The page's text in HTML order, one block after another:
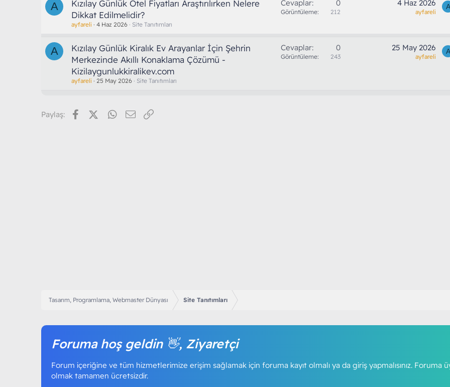
A
Kızılay Günlük Otel Fiyatları Araştırılırken Nelere
Dikkat Edilmelidir?
ayfareli 4 Haz 2026 Site Tanıtımları
Cevaplar 0
Görüntüleme 212
4 Haz 2026
ayfareli
A
A
Kızılay Günlük Kiralık Ev Arayanlar İçin Şehrin
Merkezinde Akıllı Konaklama Çözümü -
Kizilaygunlukkiralikev.com
ayfareli 25 May 2026 Site Tanıtımları
Cevaplar 0
Görüntüleme 243
25 May 2026
ayfareli
A
Paylaş: FacebookX (Twitter)WhatsApp
E-posta
Tasarım, Programlama, Webmaster Dünyası Site Tanıtımları
Foruma hoş geldin 👋, Ziyaretçi
Forum içeriğine ve tüm hizmetlerimize erişim sağlamak için foruma kayıt olmalı ya da giriş yapmalısınız. Foruma
olmak tamamen ücretsizdir.